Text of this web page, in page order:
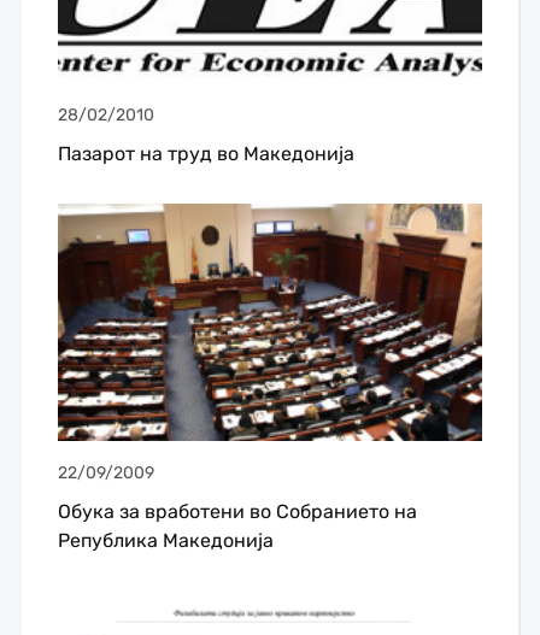
28/02/2010
Пазарот на труд во Македонија
22/09/2009
Обука за вработени во Собранието на
Република Македонија